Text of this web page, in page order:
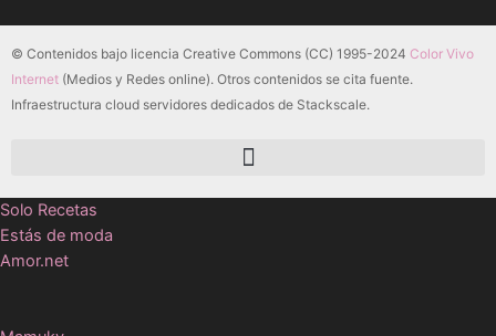
© Contenidos bajo licencia Creative Commons (CC) 1995-2024 Color Vivo
Internet (Medios y Redes online). Otros contenidos se cita fuente.
Infraestructura cloud servidores dedicados de Stackscale.
Solo Recetas
Estás de moda
Amor.net